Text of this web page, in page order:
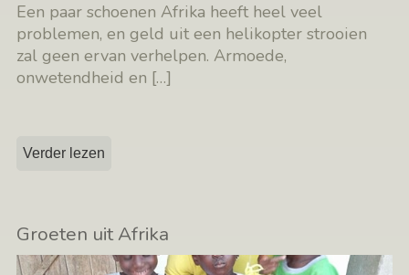
Een paar schoenen Afrika heeft heel veel
problemen, en geld uit een helikopter strooien
zal geen ervan verhelpen. Armoede,
onwetendheid en […]
Verder lezen
Groeten uit Afrika